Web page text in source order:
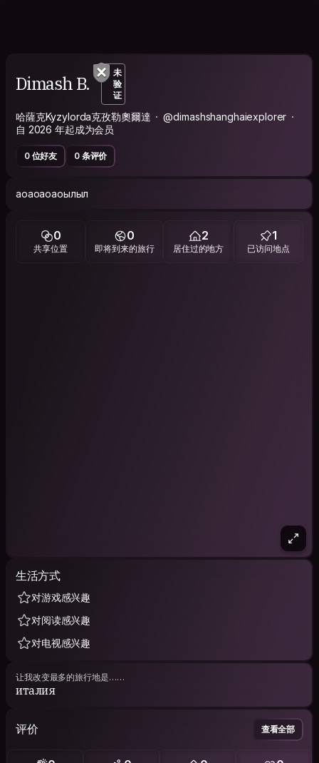
Dimash B.
未
验
证
哈薩克Kyzylorda克孜勒奧爾達
@dimashshanghaiexplorer
自 2026 年起成为会员
0 位好友 0 条评价
аоаоаоаоылыл
0
共享位置
0
即将到来的旅行
2
居住过的地方
1
已访问地点
生活方式
对游戏感兴趣
对阅读感兴趣
对电视感兴趣
让我改变最多的旅行地是……
италия
评价 查看全部